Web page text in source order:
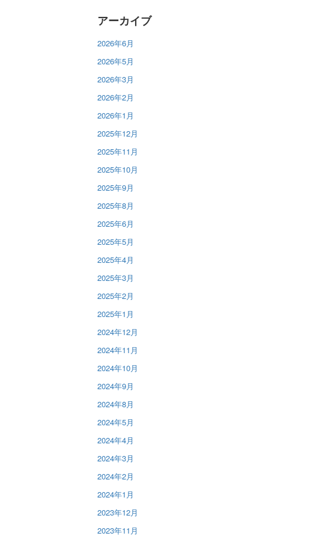
アーカイブ
2026年6月
2026年5月
2026年3月
2026年2月
2026年1月
2025年12月
2025年11月
2025年10月
2025年9月
2025年8月
2025年6月
2025年5月
2025年4月
2025年3月
2025年2月
2025年1月
2024年12月
2024年11月
2024年10月
2024年9月
2024年8月
2024年5月
2024年4月
2024年3月
2024年2月
2024年1月
2023年12月
2023年11月